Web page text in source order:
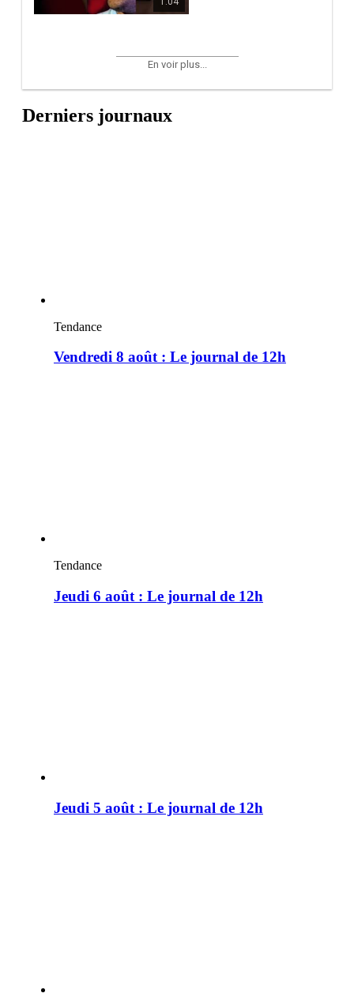
En voir plus...
Derniers journaux
Tendance
Vendredi 8 août : Le journal de 12h
Tendance
Jeudi 6 août : Le journal de 12h
Jeudi 5 août : Le journal de 12h